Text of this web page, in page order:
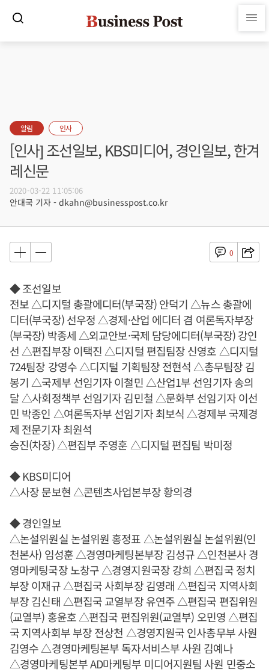
알림 인사
[인사] 조선일보, KBS미디어, 경인일보, 한겨
레신문
2020-03-22 11:05:06
안대국 기자 - dkahn@businesspost.co.kr
0
◆ 조선일보
전보 △디지털 총괄에디터(부국장) 안덕기 △뉴스 총괄에
디터(부국장) 선우정 △경제·산업 에디터 겸 여론독자부장
(부국장) 박종세 △외교안보·국제 담당에디터(부국장) 강인
선 △편집부장 이택진 △디지털 편집팀장 신영호 △디지털
724팀장 강영수 △디지털 기획팀장 전현석 △총무팀장 김
봉기 △국제부 선임기자 이철민 △산업1부 선임기자 송의
달 △사회정책부 선임기자 김민철 △문화부 선임기자 이선
민 박종인 △여론독자부 선임기자 최보식 △경제부 국제경
제 전문기자 최원석
승진(차장) △편집부 주영훈 △디지털 편집팀 박미정
◆ KBS미디어
△사장 문보현 △콘텐츠사업본부장 황의경
◆ 경인일보
△논설위원실 논설위원 홍정표 △논설위원실 논설위원(인
천본사) 임성훈 △경영마케팅본부장 김성규 △인천본사 경
영마케팅국장 노창구 △경영지원국장 강희 △편집국 정치
부장 이재규 △편집국 사회부장 김영래 △편집국 지역사회
부장 김신태 △편집국 교열부장 유연주 △편집국 편집위원
(교열부) 홍윤호 △편집국 편집위원(교열부) 오민영 △편집
국 지역사회부 부장 전상천 △경영지원국 인사총무부 사원
김영수 △경영마케팅본부 독자서비스부 사원 김예나
△경영마케팅본부 AD마케팅부 미디어지원팀 사원 민중소